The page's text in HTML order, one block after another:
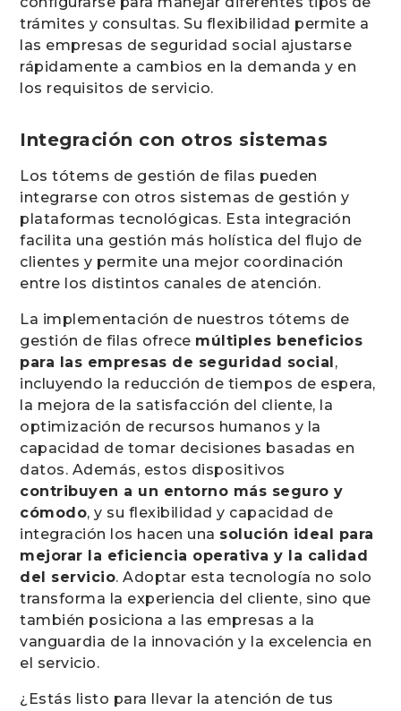
trámites y consultas. Su flexibilidad permite a
las empresas de seguridad social ajustarse
rápidamente a cambios en la demanda y en
los requisitos de servicio.
Integración con otros sistemas
Los tótems de gestión de filas pueden
integrarse con otros sistemas de gestión y
plataformas tecnológicas. Esta integración
facilita una gestión más holística del flujo de
clientes y permite una mejor coordinación
entre los distintos canales de atención.
La implementación de nuestros tótems de
gestión de filas ofrece múltiples beneficios
para las empresas de seguridad social,
incluyendo la reducción de tiempos de espera,
la mejora de la satisfacción del cliente, la
optimización de recursos humanos y la
capacidad de tomar decisiones basadas en
datos. Además, estos dispositivos
contribuyen a un entorno más seguro y
cómodo, y su flexibilidad y capacidad de
integración los hacen una solución ideal para
mejorar la eficiencia operativa y la calidad
del servicio. Adoptar esta tecnología no solo
transforma la experiencia del cliente, sino que
también posiciona a las empresas a la
vanguardia de la innovación y la excelencia en
el servicio.
¿Estás listo para llevar la atención de tus